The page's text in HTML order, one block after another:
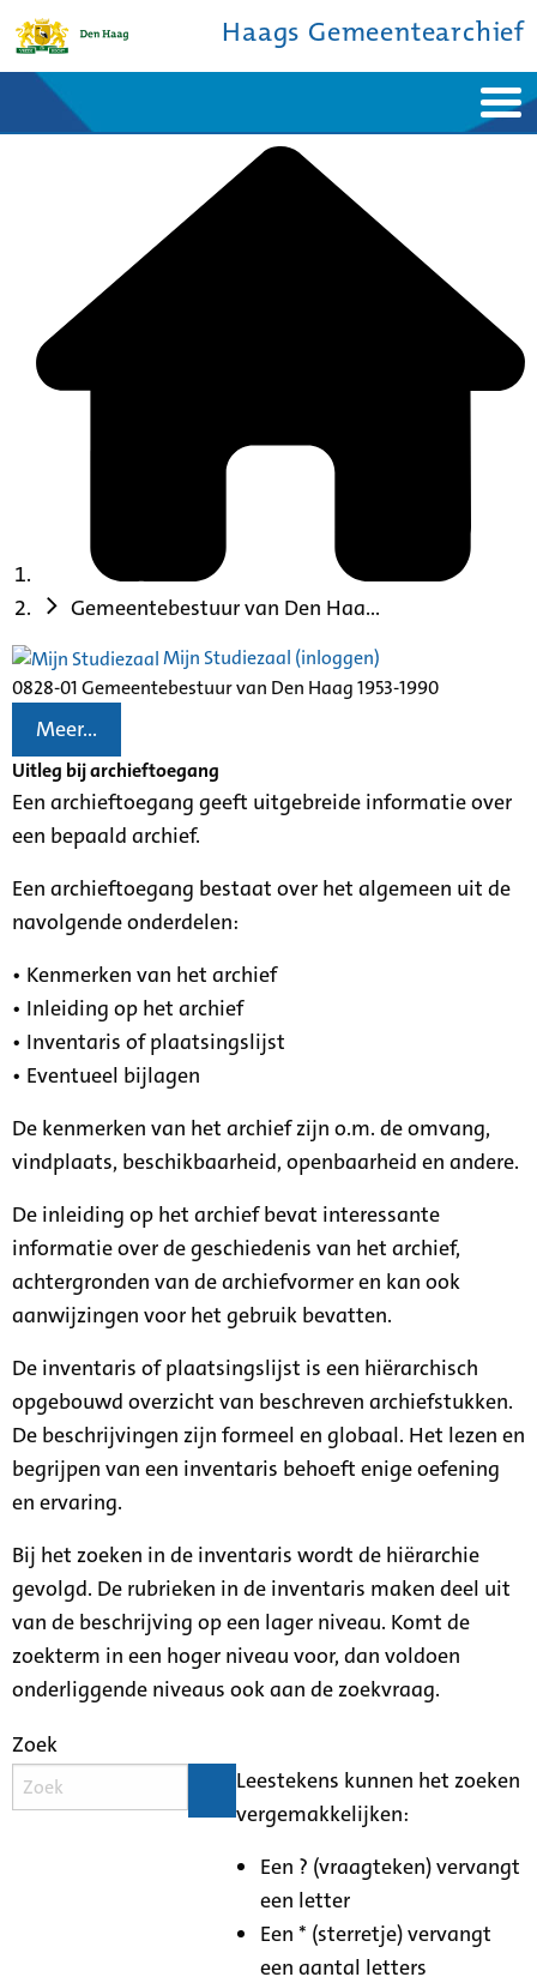
Haags Gemeentearchief
Bronnen en collecties
Gemeentebestuur van Den Haa...
Mijn Studiezaal (inloggen)
0828-01 Gemeentebestuur van Den Haag 1953-1990
Meer...
Uitleg bij archieftoegang
Een archieftoegang geeft uitgebreide informatie over
een bepaald archief.
Een archieftoegang bestaat over het algemeen uit de
navolgende onderdelen:
• Kenmerken van het archief
• Inleiding op het archief
• Inventaris of plaatsingslijst
• Eventueel bijlagen
De kenmerken van het archief zijn o.m. de omvang,
vindplaats, beschikbaarheid, openbaarheid en andere.
De inleiding op het archief bevat interessante
informatie over de geschiedenis van het archief,
achtergronden van de archiefvormer en kan ook
aanwijzingen voor het gebruik bevatten.
De inventaris of plaatsingslijst is een hiërarchisch
opgebouwd overzicht van beschreven archiefstukken.
De beschrijvingen zijn formeel en globaal. Het lezen en
begrijpen van een inventaris behoeft enige oefening
en ervaring.
Bij het zoeken in de inventaris wordt de hiërarchie
gevolgd. De rubrieken in de inventaris maken deel uit
van de beschrijving op een lager niveau. Komt de
zoekterm in een hoger niveau voor, dan voldoen
onderliggende niveaus ook aan de zoekvraag.
Zoek
Leestekens kunnen het zoeken
vergemakkelijken:
Een ? (vraagteken) vervangt
een letter
Een * (sterretje) vervangt
een aantal letters